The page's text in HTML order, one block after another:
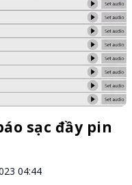
sạc đầy pin
04:44